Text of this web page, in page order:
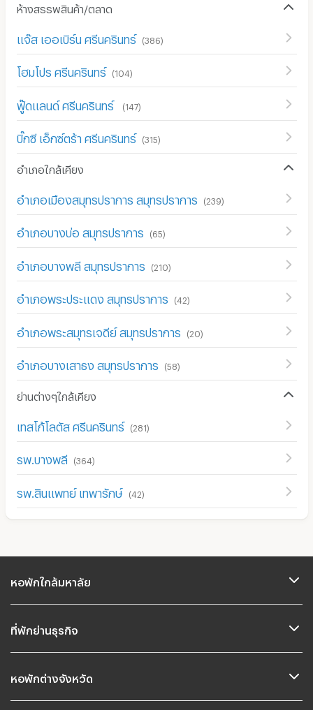
ห้างสรรพสินค้า/ตลาด
แจ๊ส เออเบิร์น ศรีนครินทร์ (386)
โฮมโปร ศรีนครินทร์ (104 )
ฟู๊ดแลนด์ ศรีนครินทร์ (147)
บิ๊กซี เอ็กซ์ตร้า ศรีนครินทร์ (315)
อำเภอใกล้เคียง
อำเภอเมืองสมุทรปราการ สมุทรปราการ (239)
อำเภอบางบ่อ สมุทรปราการ (65)
อำเภอบางพลี สมุทรปราการ (210)
อำเภอพระประแดง สมุทรปราการ (42)
อำเภอพระสมุทรเจดีย์ สมุทรปราการ (20)
อำเภอบางเสาธง สมุทรปราการ (58)
ย่านต่างๆใกล้เคียง
เทสโก้โลตัส ศรีนครินทร์ (281)
รพ.บางพลี (364 )
รพ.สินแพทย์ เทพารักษ์ (42)
หอพักใกล้มหาลัย
ที่พักย่านธุรกิจ
หอพักต่างจังหวัด